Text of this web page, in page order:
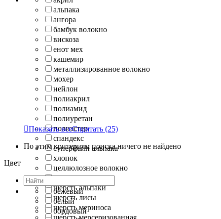
альпака
ангора
бамбук волокно
вискоза
енот мех
кашемир
металлизированное волокно
мохер
нейлон
полиакрил
полиамид
полиуретан
полиэстер
спандекс
суперфайн альпака
хлопок
целлюлозное волокно
шерсть
шерсть альпаки
шерсть лисы
шерсть мериноса
шерсть мерсеризованная
Показать всеСпрятать (25)
По этим критериям поиска ничего не найдено
Цвет
бежевый
белый
бордовый